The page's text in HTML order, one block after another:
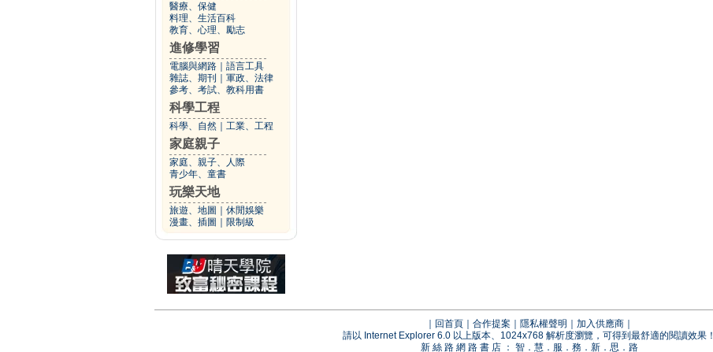
醫療、保健
料理、生活百科
教育、心理、勵志
進修學習
電腦與網路
語言工具
雜誌、期刊
軍政、法律
參考、考試、教科用書
科學工程
科學、自然 工業、工程
家庭親子
家庭、親子、人際
青少年、童書
玩樂天地
旅遊、地圖
休閒娛樂
漫畫、插圖
限制級
回首頁 合作提案 隱私權聲明 加入供應商
請以 Internet Explorer 6.0 以上版本、1024x768 解析度瀏覽，可得到最舒適的閱讀效果！
新 絲 路 網 路 書 店 ： 智．慧．服．務．新．思．路